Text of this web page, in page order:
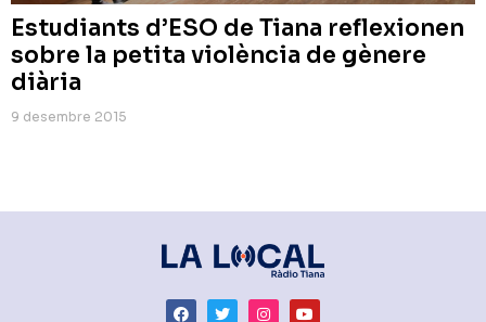
Estudiants d’ESO de Tiana reflexionen
sobre la petita violència de gènere
diària
9 desembre 2015